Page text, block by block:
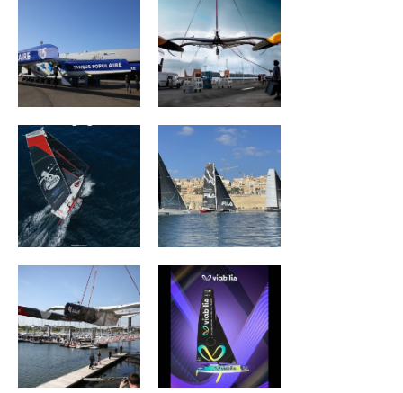
Association Petit
ZOULOU
ACTUAL ULTIM3 Viabilis Océans
Groupama II
Wind of Trust –
Fondation pour